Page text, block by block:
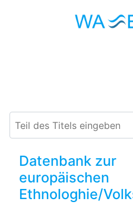
Datenbank zur
europäischen
Ethnologhie/